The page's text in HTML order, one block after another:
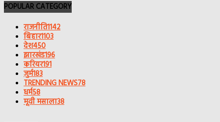
POPULAR CATEGORY
राजनीति1142
बिहार1103
देश450
झारखंड196
करियर191
जुर्म183
TRENDING NEWS78
धर्म58
मूवी मसाला38